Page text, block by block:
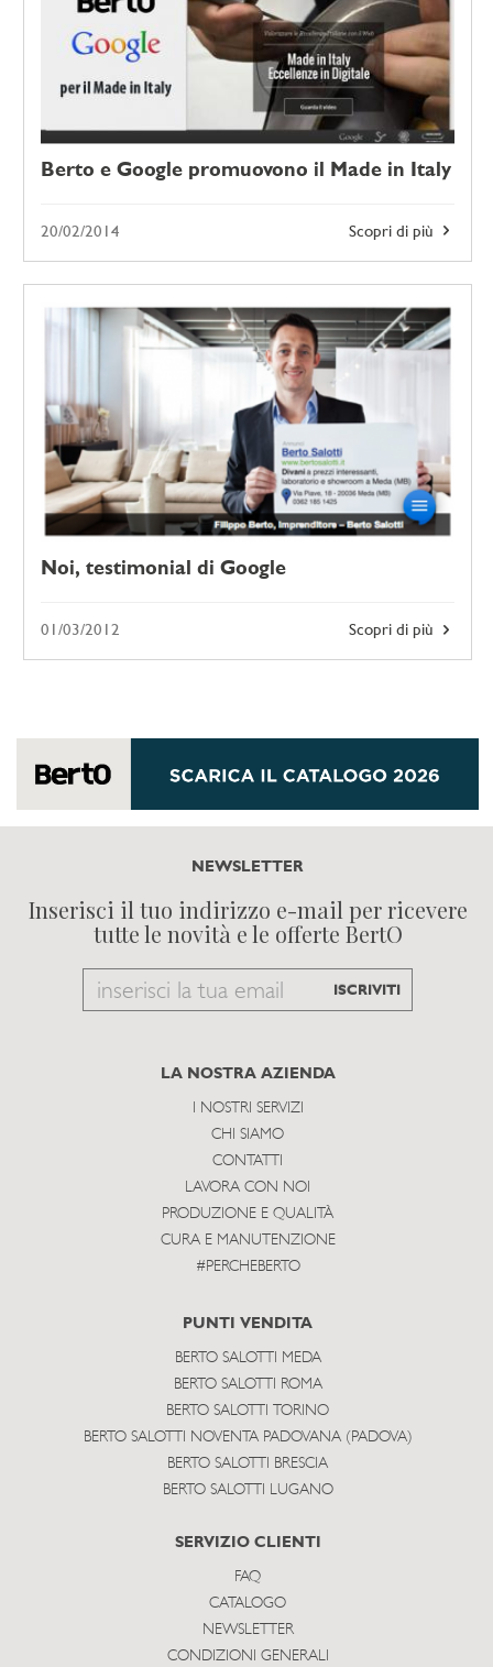
Berto e Google promuovono il Made in Italy
Scopri di più
20/02/2014
Noi, testimonial di Google
Scopri di più
01/03/2012
NEWSLETTER
Inserisci il tuo indirizzo e-mail per ricevere
tutte le novità e le offerte BertO
Email
subscribe
ISCRIVITI
LA NOSTRA AZIENDA
I NOSTRI SERVIZI
CHI SIAMO
CONTATTI
LAVORA CON NOI
PRODUZIONE E QUALITÀ
CURA E MANUTENZIONE
#PERCHEBERTO
PUNTI VENDITA
BERTO SALOTTI MEDA
BERTO SALOTTI ROMA
BERTO SALOTTI TORINO
BERTO SALOTTI NOVENTA PADOVANA (PADOVA)
BERTO SALOTTI BRESCIA
BERTO SALOTTI LUGANO
SERVIZIO CLIENTI
FAQ
CATALOGO
NEWSLETTER
CONDIZIONI GENERALI